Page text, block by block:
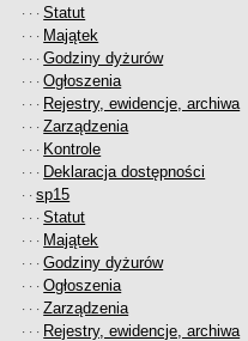
· · ·Statut
· · · Majątek
· · ·Godziny dyżurów
· · ·Ogłoszenia
· · · Rejestry, ewidencje, archiwa
· · ·Zarządzenia
· · · Kontrole
· · · Deklaracja dostępności
· ·sp15
· · ·Statut
· · · Majątek
· · ·Godziny dyżurów
· · ·Ogłoszenia
· · ·Zarządzenia
· · · Rejestry, ewidencje, archiwa